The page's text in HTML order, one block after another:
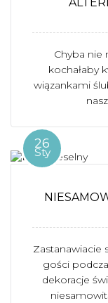
Chyba nie
kochałaby
wiązankami
26
Sty
Zastanawiacie
gości
dekoracje